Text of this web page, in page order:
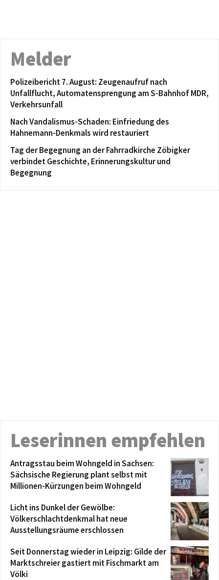
Melder
Polizeibericht 7. August: Zeugenaufruf nach
Unfallflucht, Automatensprengung am S-Bahnhof MDR,
Verkehrsunfall
Nach Vandalismus-Schaden: Einfriedung des
Hahnemann-Denkmals wird restauriert
Tag der Begegnung an der Fahrradkirche Zöbigker
verbindet Geschichte, Erinnerungskultur und
Begegnung
Leserinnen empfehlen
Antragsstau beim Wohngeld in Sachsen:
Sächsische Regierung plant selbst mit
Millionen-Kürzungen beim Wohngeld
Licht ins Dunkel der Gewölbe:
Völkerschlachtdenkmal hat neue
Ausstellungsräume erschlossen
Seit Donnerstag wieder in Leipzig: Gilde der
Marktschreier gastiert mit Fischmarkt am
Völki